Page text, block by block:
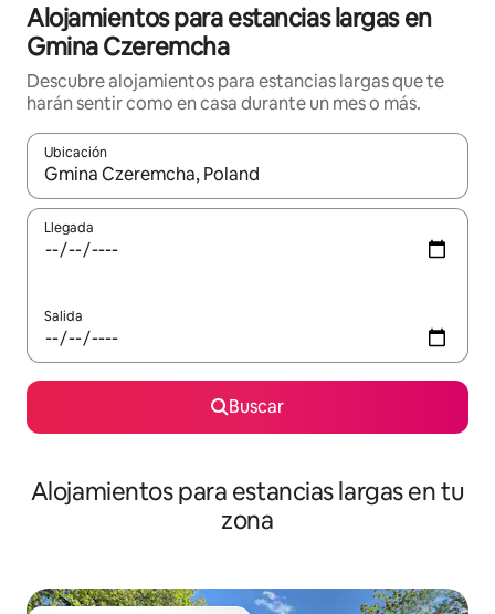
Alojamientos para estancias largas en
Gmina Czeremcha
Descubre alojamientos para estancias largas que te
harán sentir como en casa durante un mes o más.
Ubicación
Cuando los resultados estén disponibles, podrás navegar
Llegada
Salida
Buscar
Alojamientos para estancias largas en tu
zona